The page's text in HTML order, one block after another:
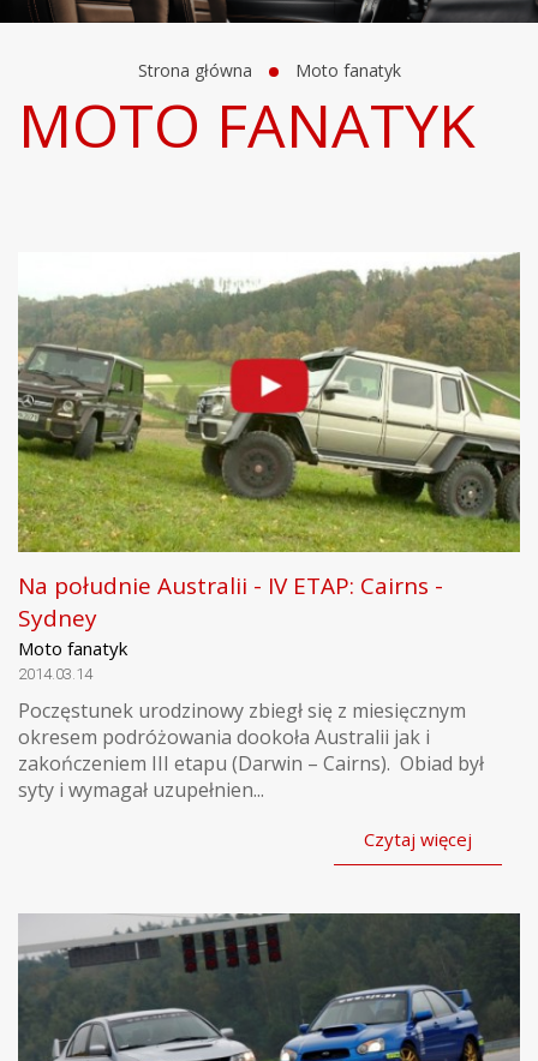
Strona główna Moto fanatyk
MOTO FANATYK
Na południe Australii - IV ETAP: Cairns -
Sydney
Moto fanatyk
2014.03.14
Poczęstunek urodzinowy zbiegł się z miesięcznym
okresem podróżowania dookoła Australii jak i
zakończeniem III etapu (Darwin – Cairns). Obiad był
syty i wymagał uzupełnien...
Czytaj więcej